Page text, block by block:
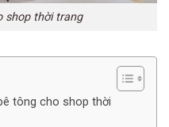
shop thời trang
tông cho shop thời